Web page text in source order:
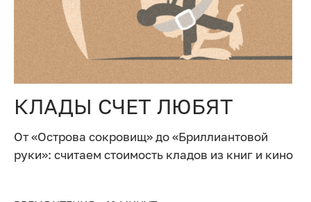
КЛАДЫ СЧЕТ ЛЮБЯТ
От «Острова сокровищ» до «Бриллиантовой
руки»: считаем стоимость кладов из книг и кино